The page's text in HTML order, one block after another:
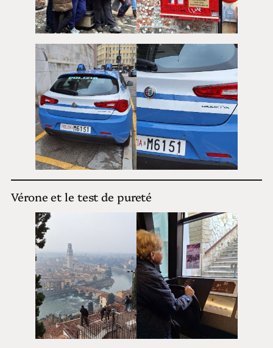
Vérone et le test de pureté